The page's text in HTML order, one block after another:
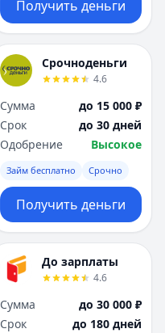
Пенза
Пермь
Ростов-на-Дону
Самара
Санкт-Петербург
Саратов
Севастополь
Сочи
Сургут
Т
Тверь
Тольятти
Пенза
Пермь
Ростов-на-Дону
Самара
Санкт-Петербург
Саратов
Севастополь
Сочи
Сургут
Т
Тверь
Тольятти
Получить деньги
Срочноденьги
4.6
Сумма
до 15 000 ₽
Срок
до 30 дней
Одобрение
Высокое
Займ бесплатно Срочно
Получить деньги
До зарплаты
4.6
Сумма
до 30 000 ₽
Срок
до 180 дней